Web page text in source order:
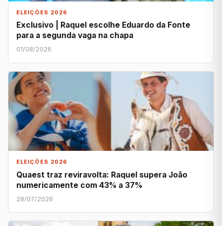
ELEIÇÕES 2026
Exclusivo | Raquel escolhe Eduardo da Fonte
para a segunda vaga na chapa
01/08/2026
ELEIÇÕES 2026
Quaest traz reviravolta: Raquel supera João
numericamente com 43% a 37%
28/07/2026